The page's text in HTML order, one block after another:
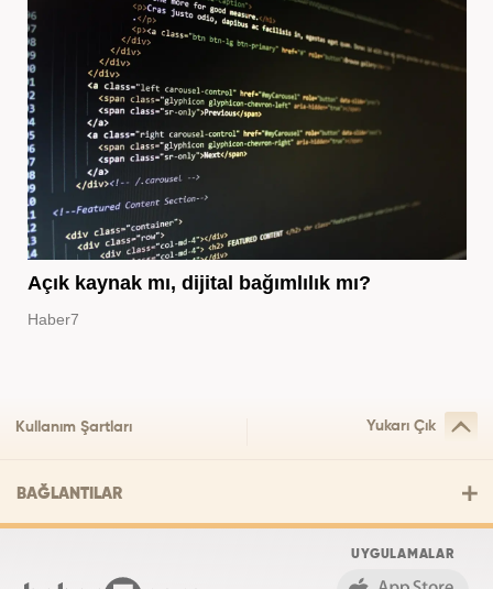
Açık kaynak mı, dijital bağımlılık mı?
Haber7
Kullanım Şartları Yukarı Çık
BAĞLANTILAR
UYGULAMALAR